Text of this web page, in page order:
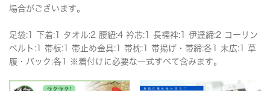
場合がございます。
足袋:1 下着:1 タオル:2 腰紐:4 衿芯:1 長襦袢:1 伊達締:2 コーリン
ベルト:1 帯板:1 帯止め金具:1 帯枕:1 帯揚げ・帯締:各1 末広:1 草
履・バック:各1 ※着付けに必要な一式すべて含みます。